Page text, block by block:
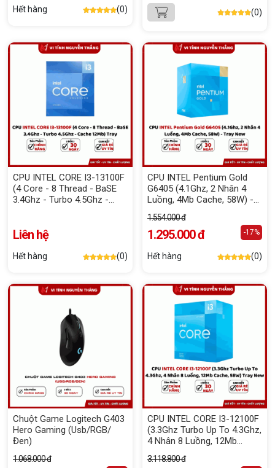
Hết hàng (0) (0)
CPU INTEL CORE I3-13100F
(4 Core - 8 Thread - BaSE
3.4Ghz - Turbo 4.5Ghz -
Liên hệ
Hết hàng (0)
CPU INTEL Pentium Gold
G6405 (4.1Ghz, 2 Nhân 4
Luồng, 4Mb Cache, 58W) -
1.554.000 đ
1.295.000 đ -17%
Hết hàng (0)
Chuột Game Logitech G403
Hero Gaming (Usb/RGB/
Đen)
1.068.000 đ
CPU INTEL CORE I3-12100F
(3.3Ghz Turbo Up To 4.3Ghz,
4 Nhân 8 Luồng, 12Mb
3.118.800 đ